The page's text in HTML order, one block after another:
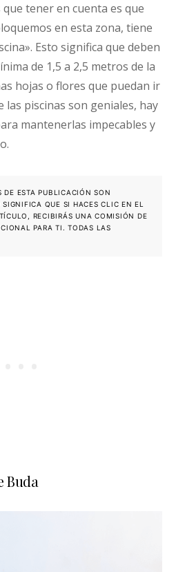
tener en cuenta es que
en esta zona, tiene
Esto significa que deben
de 1,5 a 2,5 metros de la
hojas o flores que puedan ir
las piscinas son geniales, hay
mantenerlas impecables y
DE ESTA PUBLICACIÓN SON
QUE SI HACES CLIC EN EL
RECIBIRÁS UNA COMISIÓN DE
PARA TI. TODAS LAS
Buda